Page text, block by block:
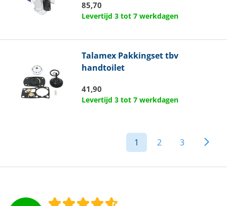
85,70
Levertijd 3 tot 7 werkdagen
Talamex Pakkingset tbv
handtoilet
41,90
Levertijd 3 tot 7 werkdagen
1 2 3